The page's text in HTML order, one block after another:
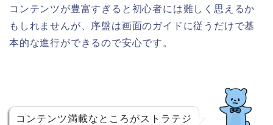
コンテンツが豊富すぎると初心者には難しく思えるか
もしれませんが、序盤は画面のガイドに従うだけで基
本的な進行ができるので安心です。
コンテンツ満載なところがストラテジ